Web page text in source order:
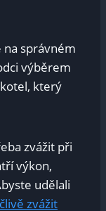
na správném
výběrem
který
zvážit při
výkon,
udělali
zvážit